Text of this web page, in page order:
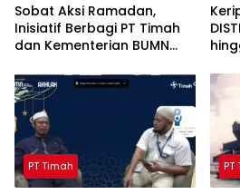
Sobat Aksi Ramadan,
Inisiatif Berbagi PT Timah
dan Kementerian BUMN
PT
PT Timah PT